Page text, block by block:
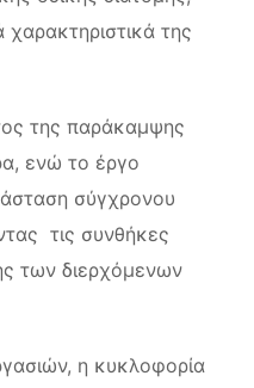
της
της παράκαμψης
ενώ το έργο
σύγχρονου
τις συνθήκες
των διερχόμενων
η κυκλοφορία